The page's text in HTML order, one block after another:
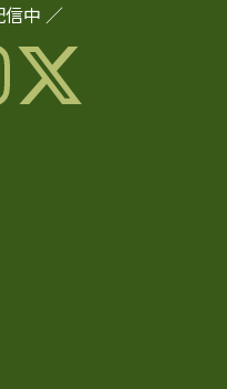
信中 ／